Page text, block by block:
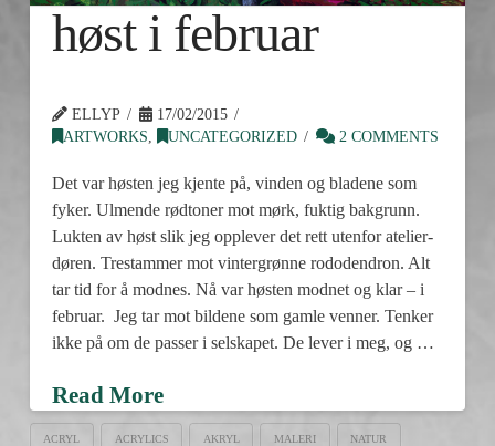
høst i februar
ELLYP
17/02/2015
ARTWORKS
UNCATEGORIZED 2 COMMENTS
Det var høsten jeg kjente på, vinden og bladene som
fyker. Ulmende rødtoner mot mørk, fuktig bakgrunn.
Lukten av høst slik jeg opplever det rett utenfor atelier-
døren. Trestammer mot vintergrønne rododendron. Alt
tar tid for å modnes. Nå var høsten modnet og klar – i
februar. Jeg tar mot bildene som gamle venner. Tenker
ikke på om de passer i selskapet. De lever i meg, og …
Read More
ACRYL ACRYLICS AKRYL MALERI NATUR